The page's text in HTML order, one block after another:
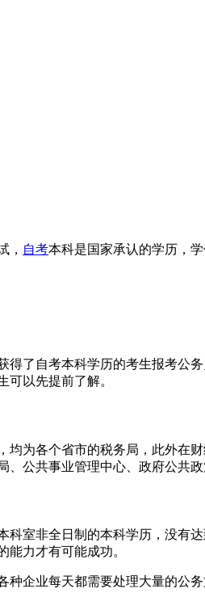
， 自考本科是国家承认的学历，
了自考本科学历的考生报考公
以先提前了解。
为各个省市的税务局，此外在
公共事业管理中心、政府公共政
室非全日制的本科学历，没有
力才有可能成功。
企业每天都需要处理大量的公